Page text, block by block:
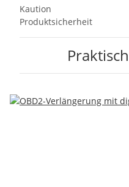
Kaution
Produktsicherheit